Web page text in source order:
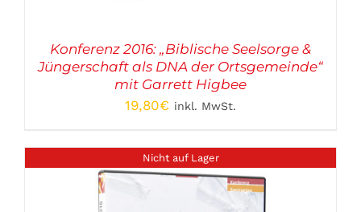
Konferenz 2016: „Biblische Seelsorge &
Jüngerschaft als DNA der Ortsgemeinde“
mit Garrett Higbee
19,80€ inkl. MwSt.
Nicht auf Lager